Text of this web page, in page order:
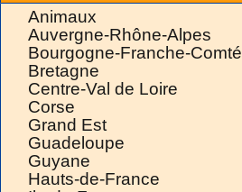
Animaux
Auvergne-Rhône-Alpes
Bourgogne-Franche-Comté
Bretagne
Centre-Val de Loire
Corse
Grand Est
Guadeloupe
Guyane
Hauts-de-France